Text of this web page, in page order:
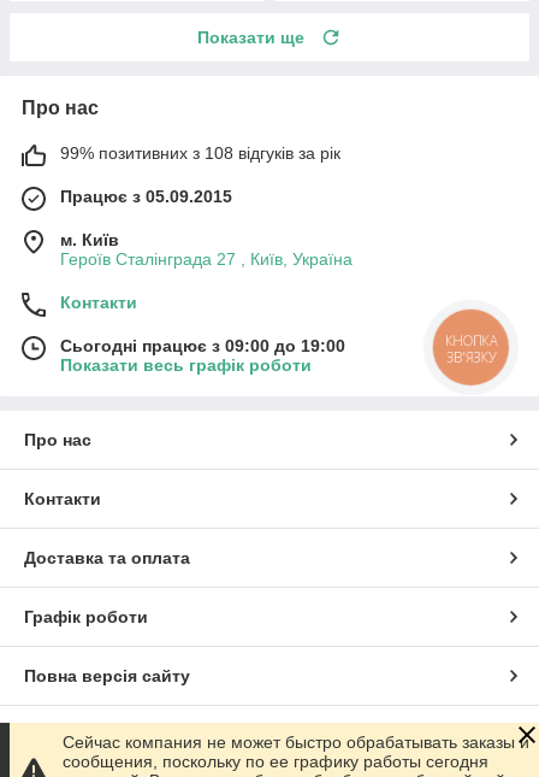
Показати ще
Про нас
99% позитивних з 108 відгуків за рік
Працює з 05.09.2015
м. Київ
Героїв Сталінграда 27 , Київ, Україна
Контакти
Сьогодні працює з 09:00 до 19:00
Показати весь графік роботи
Про нас
Контакти
Доставка та оплата
Графік роботи
Повна версія сайту
Сайт створено на маркетплейсі Prom.ua
Сейчас компания не может быстро обрабатывать заказы и
сообщения, поскольку по ее графику работы сегодня
КНОПКА
ЗВ'ЯЗКУ